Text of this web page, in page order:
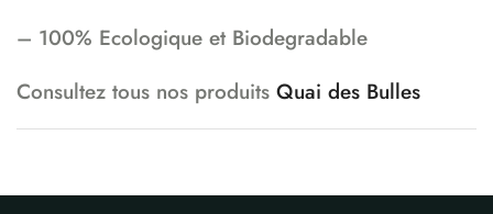
– 100% Ecologique et Biodegradable
Consultez tous nos produits Quai des Bulles